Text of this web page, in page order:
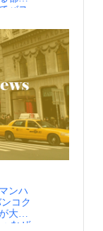
に貢
paris-
、日
ポイ
く取
で公
ス全
共交
、運
、移
交通
AOM
ま
定期
用で
スは、
わさ
い選
その
タク
情報
ント
報 毎
情報を
バス
中
事業
た減
ー全
も減
ンチ
30分
自動
た中
はバ
チェ
て運
定し
の一
、
ベル
合
」
ンハ
大気